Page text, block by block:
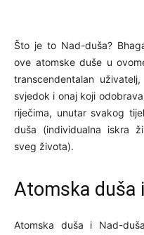
Što je to Nad-duša?
ove atomske duše u
transcendentalan
svjedok i onaj koji
riječima, unutar svakog
duša (individualna iskra
sveg života).
Atomska duša
Atomska duša i Nad-